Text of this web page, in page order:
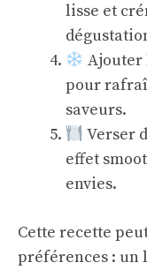
lisse et
Ajouter
pour
saveurs.
Verser
effet
envies.
Cette recette
préférences : un